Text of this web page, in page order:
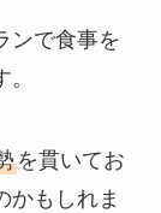
ンで食事を
を貫いてお
かもしれま